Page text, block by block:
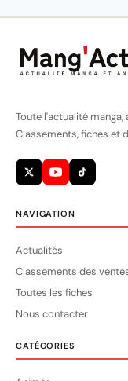
Toute l'actualité manga,
Classements, fiches et
NAVIGATION
Actualités
Classements des
Toutes les fiches
Nous contacter
CATÉGORIES